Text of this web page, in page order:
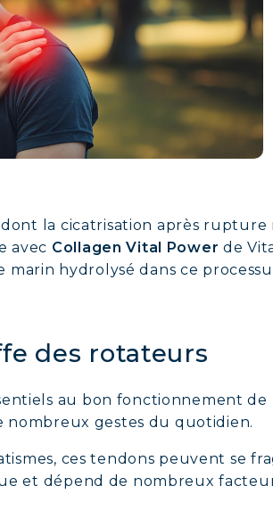
la cicatrisation après
avec Collagen Vital Power de
hydrolysé dans ce
des rotateurs
au bon fonctionnement de
nombreux gestes du quotidien.
ces tendons peuvent se
et dépend de nombreux